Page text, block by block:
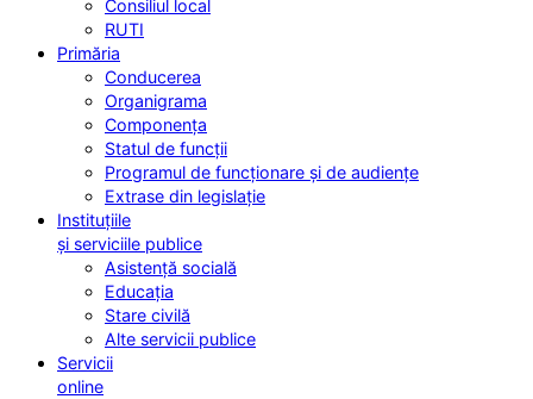
Consiliul local
RUTI
Primăria
Conducerea
Organigrama
Componența
Statul de funcții
Programul de funcționare și de audiențe
Extrase din legislație
Instituțiile
și serviciile publice
Asistență socială
Educația
Stare civilă
Alte servicii publice
Servicii
online